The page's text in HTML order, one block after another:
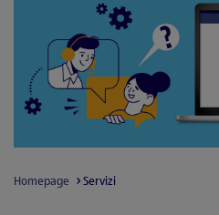
Homepage Servizi